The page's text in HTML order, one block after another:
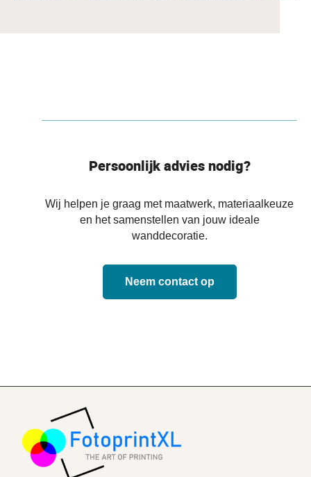
Persoonlijk advies nodig?
Wij helpen je graag met maatwerk, materiaalkeuze
en het samenstellen van jouw ideale
wanddecoratie.
Neem contact op